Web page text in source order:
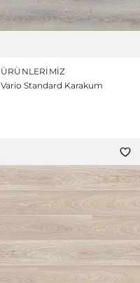
ÜRÜNLERIMIZ
Vario Standard Karakum